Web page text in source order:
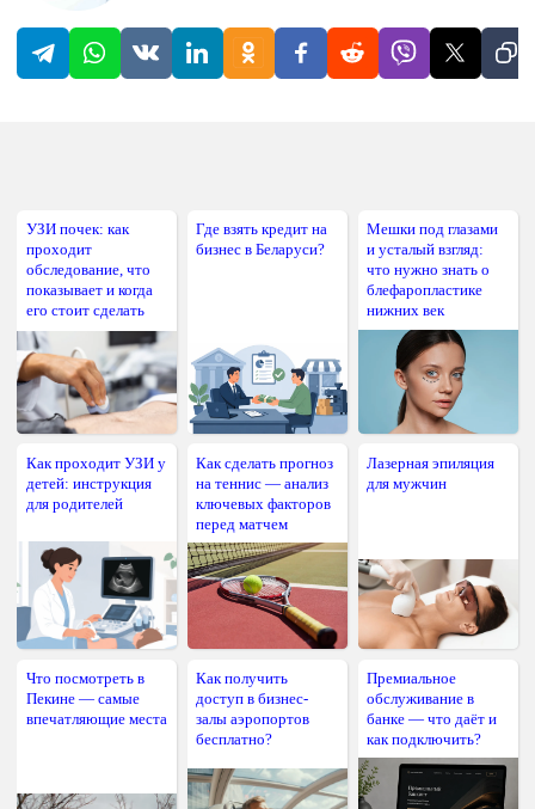
УЗИ почек: как
проходит
обследование, что
показывает и когда
его стоит сделать
Где взять кредит на
бизнес в Беларуси?
Мешки под глазами
и усталый взгляд:
что нужно знать о
блефаропластике
нижних век
Как проходит УЗИ у
детей: инструкция
для родителей
Как сделать прогноз
на теннис — анализ
ключевых факторов
перед матчем
Лазерная эпиляция
для мужчин
Что посмотреть в
Пекине — самые
впечатляющие места
Как получить
доступ в бизнес-
залы аэропортов
бесплатно?
Премиальное
обслуживание в
банке — что даёт и
как подключить?